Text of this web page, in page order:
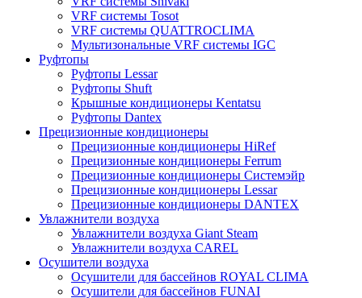
VRF системы Tosot
VRF системы QUATTROCLIMA
Мультизональные VRF системы IGC
Руфтопы
Руфтопы Lessar
Руфтопы Shuft
Крышные кондиционеры Kentatsu
Руфтопы Dantex
Прецизионные кондиционеры
Прецизионные кондиционеры HiRef
Прецизионные кондиционеры Ferrum
Прецизионные кондиционеры Системэйр
Прецизионные кондиционеры Lessar
Прецизионные кондиционеры DANTEX
Увлажнители воздуха
Увлажнители воздуха Giant Steam
Увлажнители воздуха CAREL
Осушители воздуха
Осушители для бассейнов ROYAL CLIMA
Осушители для бассейнов FUNAI